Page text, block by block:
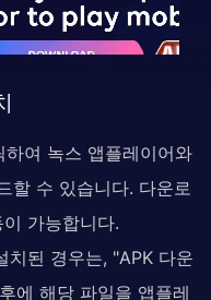
여 녹스 앱플레이어와
할 수 있습니다. 다운로
가능합니다.
치된 경우는, "APK 다운
에 해당 파일을 앱플레